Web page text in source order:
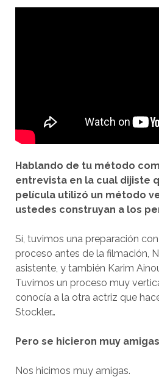
Hablando de tu método
entrevista en la cual dijiste
película utilizó un método
ustedes construyan a los
Sí, tuvimos una preparación
proceso antes de la filmación,
asistente, y también Karim
Tuvimos un proceso muy
conocía a la otra actriz que
Stockler…
Pero se hicieron muy
Nos hicimos muy amigas.